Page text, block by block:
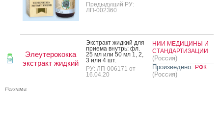
Предыдущий РУ:
ЛП-002360
Элеутерококка
экстракт жидкий
Экс­тракт жид­кий для
при­ема внутрь: фл.
25 мл или 50 мл 1, 2,
3 или 4 шт.
РУ: ЛП-006171 от
16.04.20
НИИ МЕДИЦИНЫ И
СТАНДАРТИЗАЦИИ
(Россия)
Произведено: РФК
(Россия)
Реклама